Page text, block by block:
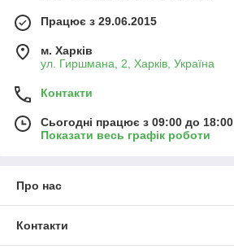
Працює з 29.06.2015
м. Харків
ул. Гиршмана, 2, Харків, Україна
Контакти
Сьогодні працює з 09:00 до 18:00
Показати весь графік роботи
Про нас
Контакти